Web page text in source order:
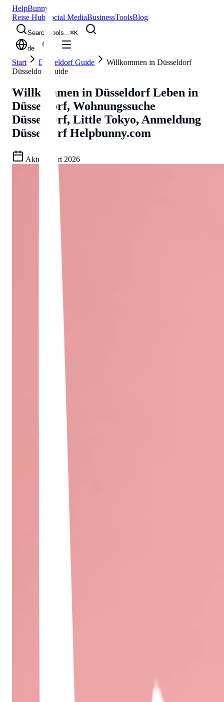
HelpBunny
Reise HubSocial MediaBusinessToolsBlog
Search tools...⌘K
de
Start Düsseldorf Guide
Willkommen in Düsseldorf
Düsseldorf Guide
Willkommen in Düsseldorf Leben in
Düsseldorf, Wohnungssuche
Düsseldorf, Little Tokyo, Anmeldung
DüsseldorfHelpbunny.com
Aktualisiert 2026